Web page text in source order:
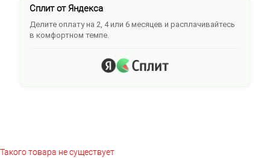
Сплит от Яндекса
Делите оплату на 2, 4 или 6 месяцев и расплачивайтесь
в комфортном темпе.
Такого товара не существует